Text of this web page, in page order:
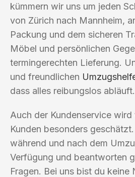
kümmern wir uns um jeden
von Zürich nach Mannheim,
Packung und dem sicheren
Möbel und persönlichen
termingerechten Lieferung.
und freundlichen
dass alles reibungslos abläuft.
Auch der Kundenservice wird
Kunden besonders
während und nach dem
Verfügung und beantworten
Fragen. Bei uns bist du keine